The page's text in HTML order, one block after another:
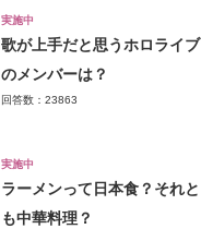
実施中
歌が上手だと思うホロライブ
のメンバーは？
回答数：23863
実施中
ラーメンって日本食？それと
も中華料理？